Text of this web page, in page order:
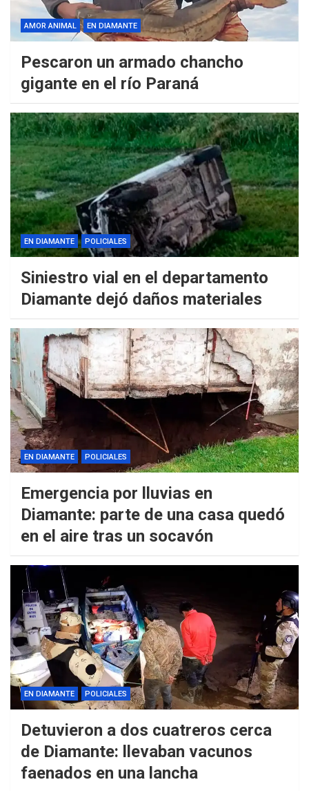
AMOR ANIMAL EN DIAMANTE
Pescaron un armado chancho
gigante en el río Paraná
EN DIAMANTE POLICIALES
Siniestro vial en el departamento
Diamante dejó daños materiales
EN DIAMANTE POLICIALES
Emergencia por lluvias en
Diamante: parte de una casa quedó
en el aire tras un socavón
EN DIAMANTE POLICIALES
Detuvieron a dos cuatreros cerca
de Diamante: llevaban vacunos
faenados en una lancha